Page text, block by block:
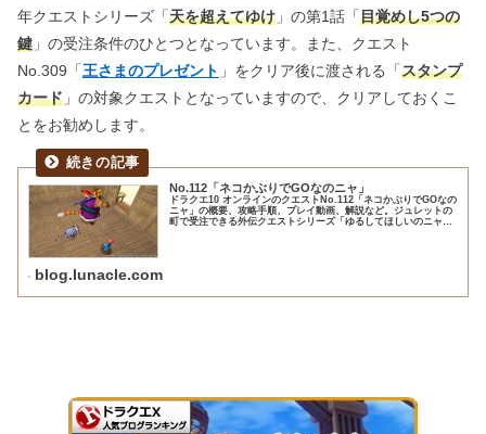
年クエストシリーズ「天を超えてゆけ 」の第1話「目覚めし5つの
鍵 」の受注条件のひとつとなっています。また、クエスト
No.309「王さまのプレゼント 」をクリア後に渡される「スタンプ
カード 」の対象クエストとなっていますので、クリアしておくこ
とをお勧めします。
No.112「ネコかぶりでGOなのニャ」
ドラクエ10 オンラインのクエストNo.112「ネコかぶりでGOなの
ニャ」の概要、攻略手順、プレイ動画、解説など。ジュレットの
町で受注できる外伝クエストシリーズ「ゆるしてほしいのニャ」
blog.lunacle.com